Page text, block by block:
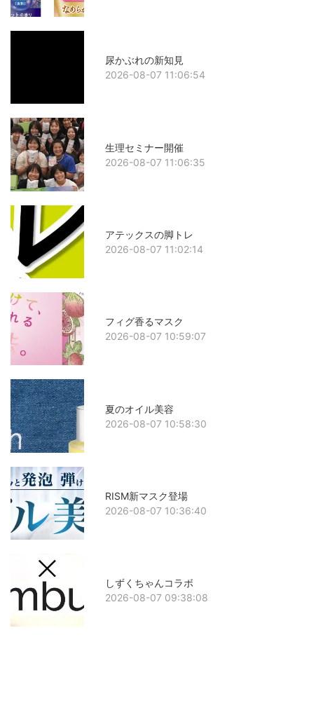
尿かぶれの新知見
2026-08-07 11:06:54
生理セミナー開催
2026-08-07 11:06:35
アテックスの脚トレ
2026-08-07 11:02:14
フィグ香るマスク
2026-08-07 10:59:07
夏のオイル美容
2026-08-07 10:58:30
RISM新マスク登場
2026-08-07 10:36:40
しずくちゃんコラボ
2026-08-07 09:38:08